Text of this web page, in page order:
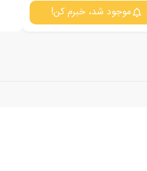
موجود شد، خبرم کن!